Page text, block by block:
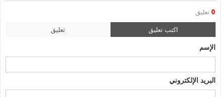
0 تعليق
اكتب تعليق تعليق
الإسم
البريد الإلكتروني